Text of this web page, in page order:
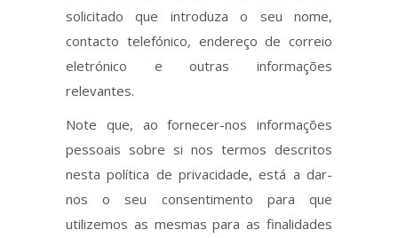
solicitado que introduza o seu nome,
contacto telefónico, endereço de correio
eletrónico e outras informações
relevantes.
Note que, ao fornecer-nos informações
pessoais sobre si nos termos descritos
nesta política de privacidade, está a dar-
nos o seu consentimento para que
utilizemos as mesmas para as finalidades